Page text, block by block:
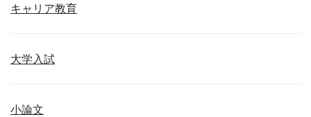
キャリア教育
大学入試
小論文